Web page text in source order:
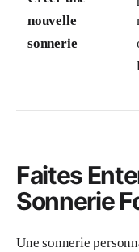
nouvelle
sonnerie
Faites
Sonnerie
Une sonnerie